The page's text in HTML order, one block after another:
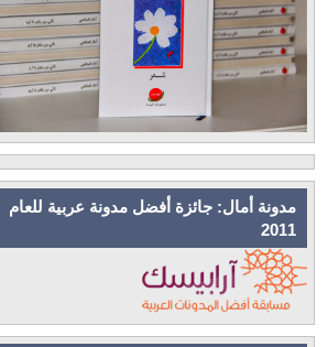
مدونة أمال: جائزة أفضل مدونة عربية للعام
2011